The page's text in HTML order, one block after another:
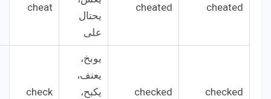
cheated
cheated
يحتال
على
cheat
checked
checked
يوبخ،
يعنف،
يكبح،
check